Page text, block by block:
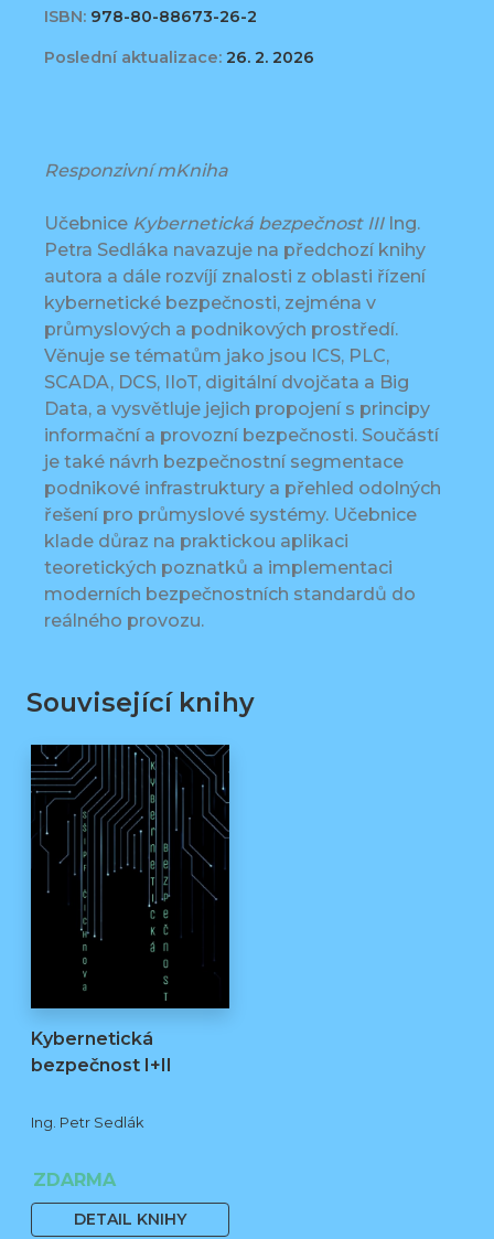
ISBN: 978-80-88673-26-2
Poslední aktualizace: 26. 2. 2026
Responzivní mKniha
Učebnice Kybernetická bezpečnost III Ing.
Petra Sedláka navazuje na předchozí knihy
autora a dále rozvíjí znalosti z oblasti řízení
kybernetické bezpečnosti, zejména v
průmyslových a podnikových prostředí.
Věnuje se tématům jako jsou ICS, PLC,
SCADA, DCS, IIoT, digitální dvojčata a Big
Data, a vysvětluje jejich propojení s principy
informační a provozní bezpečnosti. Součástí
je také návrh bezpečnostní segmentace
podnikové infrastruktury a přehled odolných
řešení pro průmyslové systémy. Učebnice
klade důraz na praktickou aplikaci
teoretických poznatků a implementaci
moderních bezpečnostních standardů do
reálného provozu.
Související knihy
Kybernetická
bezpečnost I+II
Ing. Petr Sedlák
ZDARMA
DETAIL KNIHY